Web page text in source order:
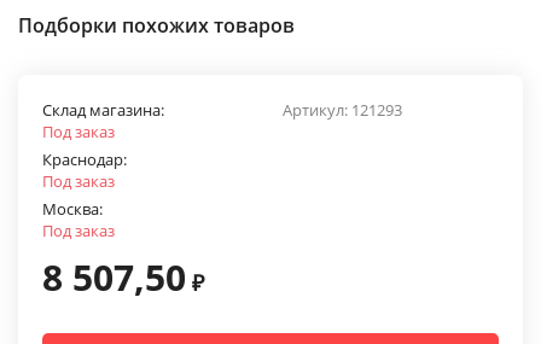
Подборки похожих товаров
Артикул: 121293
Склад магазина:
Под заказ
Краснодар:
Под заказ
Москва:
Под заказ
8 507,50 ₽